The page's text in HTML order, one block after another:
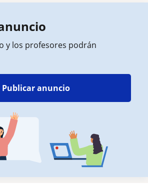
y los profesores podrán
Publicar anuncio